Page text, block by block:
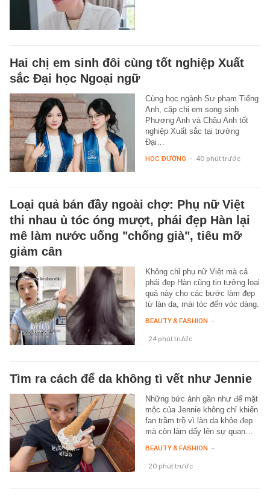
Hai chị em sinh đôi cùng tốt nghiệp Xuất
sắc Đại học Ngoại ngữ
Cùng học ngành Sư phạm Tiếng
Anh, cặp chị em song sinh
Phương Anh và Châu Anh tốt
nghiệp Xuất sắc tại trường
Đại…
HỌC ĐƯỜNG - 40 phút trước
Loại quả bán đầy ngoài chợ: Phụ nữ Việt
thi nhau ủ tóc óng mượt, phái đẹp Hàn lại
mê làm nước uống "chống già", tiêu mỡ
giảm cân
Không chỉ phụ nữ Việt mà cả
phái đẹp Hàn cũng tin tưởng loại
quả này cho các bước làm đẹp
từ làn da, mái tóc đến vóc dáng.
BEAUTY & FASHION -
24 phút trước
Tìm ra cách để da không tì vết như Jennie
Những bức ảnh gần như để mặt
mộc của Jennie không chỉ khiến
fan trầm trồ vì làn da khỏe đẹp
mà còn làm dấy lên sự quan…
BEAUTY & FASHION -
20 phút trước